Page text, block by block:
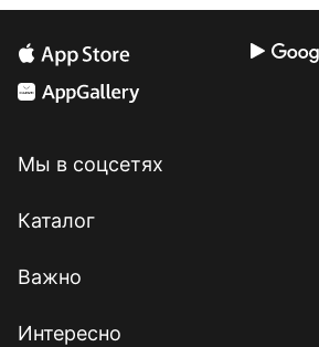
Мы в соцсетях
Каталог
Важно
Интересно